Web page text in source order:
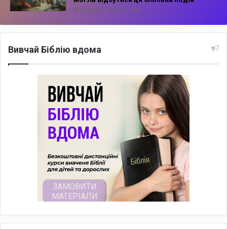
6 Серпня, 2026, 13:42
Вивчай Біблію вдома